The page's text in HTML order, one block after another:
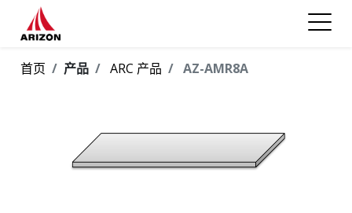
首页 产品 ARC 产品 AZ-AMR8A